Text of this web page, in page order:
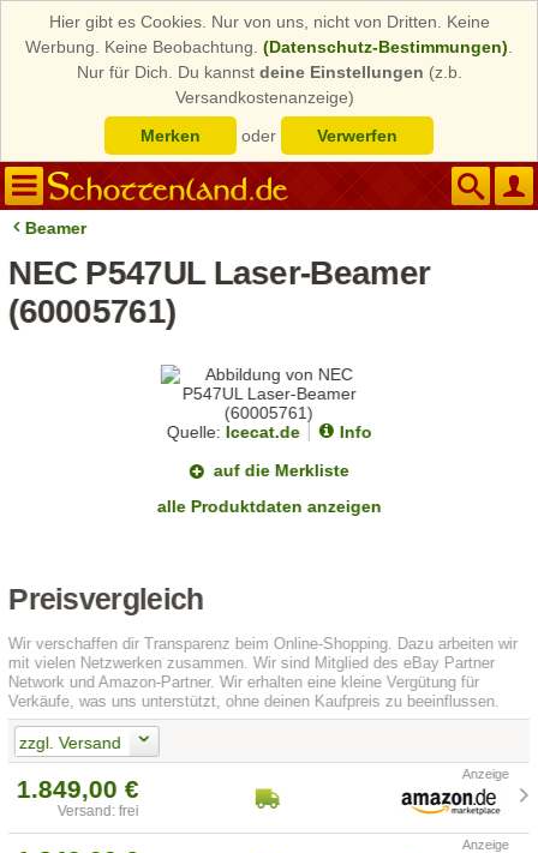
Hier gibt es Cookies. Nur von uns, nicht von Dritten. Keine
Werbung. Keine Beobachtung. (Datenschutz-Bestimmungen)
Nur für Dich. Du kannst deine Einstellungen (z.b.
Versandkostenanzeige)
Merken
oder Verwerfen
Beamer
NEC P547UL Laser-Beamer
(60005761)
Quelle: Icecat.de
Info
auf die Merkliste
alle Produktdaten anzeigen
Preisvergleich
Wir verschaffen dir Transparenz beim Online-Shopping. Dazu arbeiten wir
mit vielen Netzwerken zusammen. Wir sind Mitglied des eBay Partner
Network und Amazon-Partner. Wir erhalten eine kleine Vergütung für
Verkäufe, was uns unterstützt, ohne deinen Kaufpreis zu beeinflussen.
zzgl. Versand
1.849,00 €
Versand: frei